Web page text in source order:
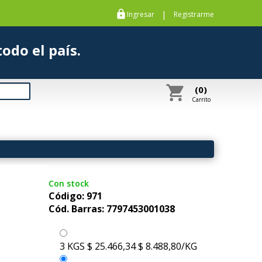
https Ingresar | Registrarme
a todo el país.
shopping_cart (0)
Carrito
Con stock
Código: 971
Cód. Barras: 7797453001038
3 KGS $ 25.466,34$ 8.488,80/KG